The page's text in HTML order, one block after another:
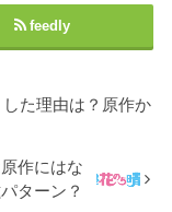
feedly
た理由は？原作か
作にはな
ターン？